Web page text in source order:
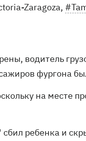
Zaragoza,
водитель
фургона
на месте
ребенка и